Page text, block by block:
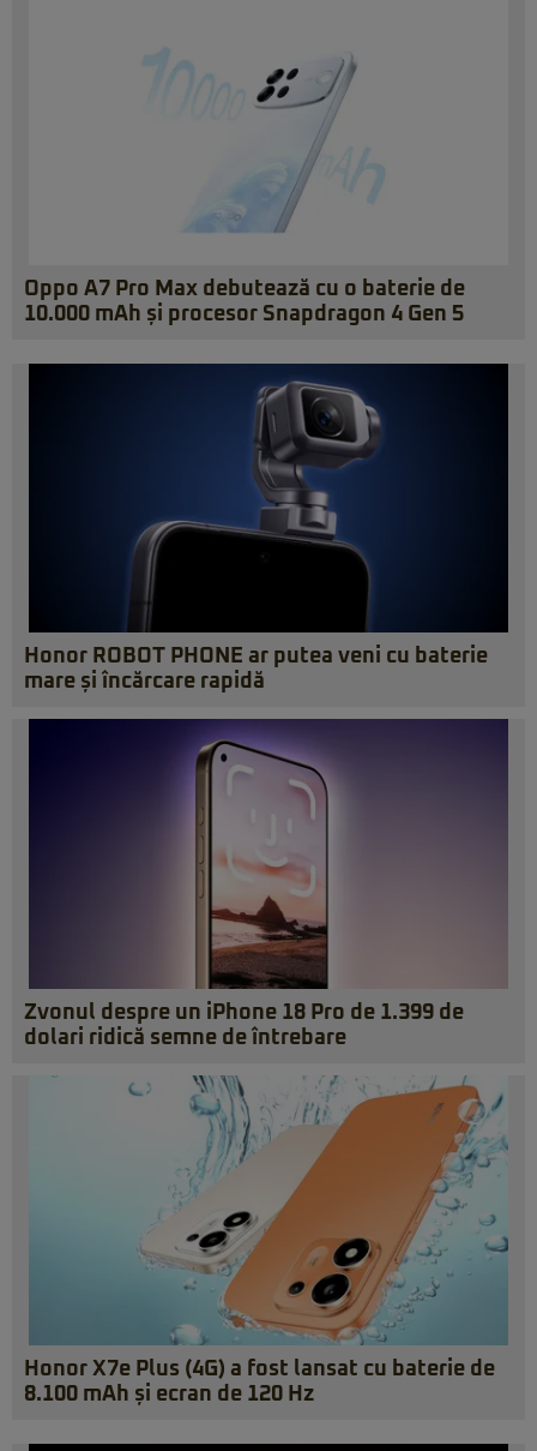
Oppo A7 Pro Max debutează cu o baterie de
10.000 mAh și procesor Snapdragon 4 Gen 5
Honor ROBOT PHONE ar putea veni cu baterie
mare și încărcare rapidă
Zvonul despre un iPhone 18 Pro de 1.399 de
dolari ridică semne de întrebare
Honor X7e Plus (4G) a fost lansat cu baterie de
8.100 mAh și ecran de 120 Hz